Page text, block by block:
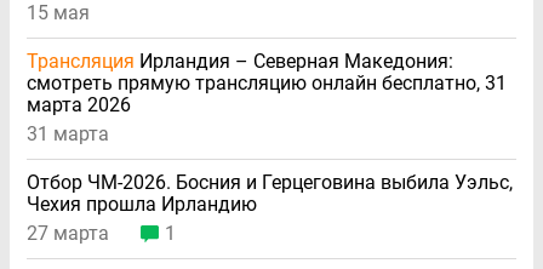
15 мая
Трансляция Ирландия – Северная Македония:
смотреть прямую трансляцию онлайн бесплатно, 31
марта 2026
31 марта
Отбор ЧМ-2026. Босния и Герцеговина выбила Уэльс,
Чехия прошла Ирландию
27 марта
1